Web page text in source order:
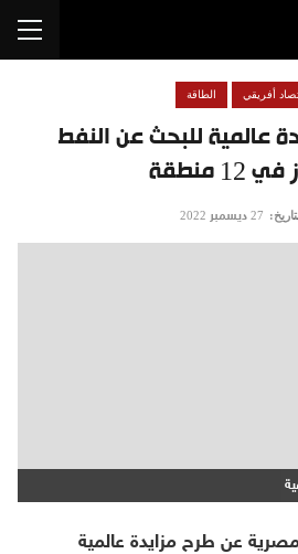
عالمية للبحث عن النفط
منطقة
أفريقي الطاقة
27 ديسمبر 2022
عن طرح مزايدة عالمية